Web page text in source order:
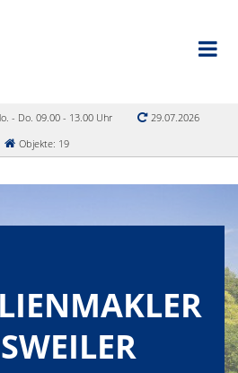
- Do. 09.00 - 13.00 Uhr
29.07.2026
Objekte: 19